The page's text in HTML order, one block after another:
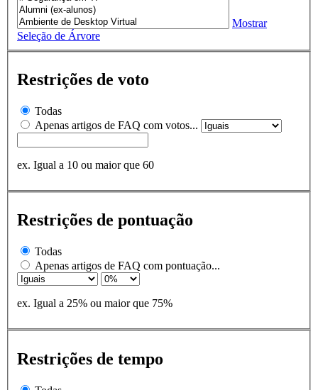
Mostrar
Seleção de Árvore
Restrições de voto
Todas
Apenas artigos de FAQ com votos...
ex. Igual a 10 ou maior que 60
Restrições de pontuação
Todas
Apenas artigos de FAQ com pontuação...
ex. Igual a 25% ou maior que 75%
Restrições de tempo